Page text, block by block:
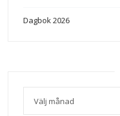
Dagbok 2026
Arkiv